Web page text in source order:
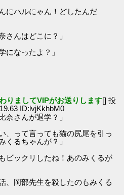
にハルにゃん！どしたんだ
さんはどこに？」
になったよ？」
りましてVIPがお送りします[] 投
ID:lvjKkhbM0
奈さんが退学？」
、って言っても猫の尻尾を引っ
くるちゃんが？」
ビックリしたね！あのみくるが
、岡部先生を殺したのもみくる